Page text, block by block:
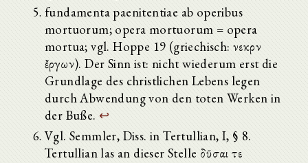
fundamenta paenitentiae ab operibus
mortuorum; opera mortuorum = opera
mortua; vgl. Hoppe 19 (griechisch: νεκρῶν
ἔργων). Der Sinn ist: nicht wiederum erst die
Grundlage des christlichen Lebens legen
durch Abwendung von den toten Werken in
der Buße. ↩
Vgl. Semmler, Diss. in Tertullian, I, § 8.
Tertullian las an dieser Stelle δῦσαι τε